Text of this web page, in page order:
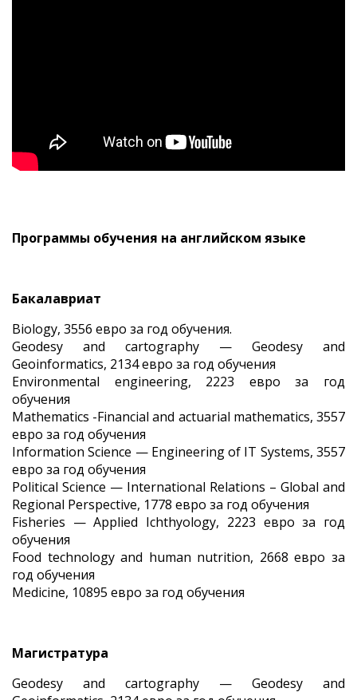
Программы обучения на английском языке
Бакалавриат
Biology, 3556 евро за год обучения.
Geodesy and cartography — Geodesy and
Geoinformatics, 2134 евро за год обучения
Environmental engineering, 2223 евро за год
обучения
Mathematics -Financial and actuarial mathematics, 3557
евро за год обучения
Information Science — Engineering of IT Systems, 3557
евро за год обучения
Political Science — International Relations – Global and
Regional Perspective, 1778 евро за год обучения
Fisheries — Applied Ichthyology, 2223 евро за год
обучения
Food technology and human nutrition, 2668 евро за
год обучения
Medicine, 10895 евро за год обучения
Магистратура
Geodesy and cartography — Geodesy and